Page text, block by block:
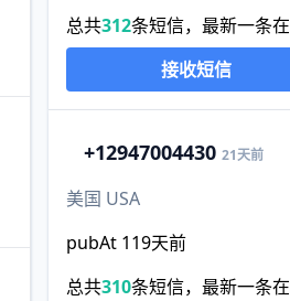
总共312条短信，最新一条在
接收短信
+12947004430 21天前
美国 USA
pubAt 119天前
总共310条短信，最新一条在